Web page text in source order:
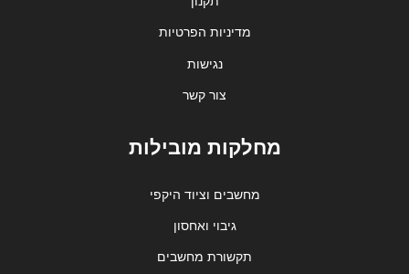
מדיניות הפרטיות
נגישות
צור קשר
מחלקות מובילות
מחשבים וציוד היקפי
גיבוי ואחסון
תקשורת מחשבים